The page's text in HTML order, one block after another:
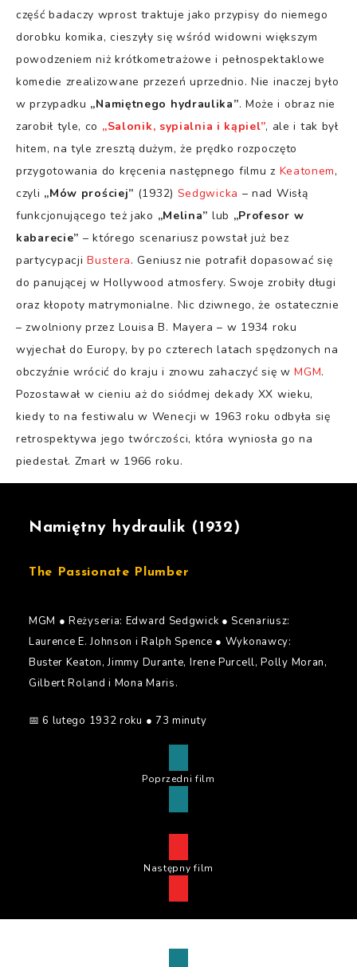
część badaczy wprost traktuje jako przypisy do niemego
dorobku komika, cieszyły się wśród widowni większym
powodzeniem niż krótkometrażowe i pełnospektaklowe
komedie zrealizowane przezeń uprzednio. Nie inaczej było
w przypadku „Namiętnego hydraulika”. Może i obraz nie
zarobił tyle, co „Salonik, sypialnia i kąpiel”, ale i tak był
hitem, na tyle zresztą dużym, że prędko rozpoczęto
przygotowania do kręcenia następnego filmu z Keatonem,
czyli „Mów prościej” (1932) Sedgwicka – nad Wisłą
funkcjonującego też jako „Melina” lub „Profesor w
kabarecie” – którego scenariusz powstał już bez
partycypacjiBustera. Geniusz nie potrafił dopasować się
do panującej w Hollywood atmosfery. Swoje zrobiły długi
oraz kłopoty matrymonialne. Nic dziwnego, że ostatecznie
– zwolniony przez Louisa B. Mayera – w 1934 roku
wyjechał do Europy, by po czterech latach spędzonych na
obczyźnie wrócić do kraju i znowu zahaczyć się wMGM.
Pozostawał w cieniu aż do siódmej dekady XX wieku,
kiedy to na festiwalu w Wenecji w 1963 roku odbyła się
retrospektywa jego twórczości, która wyniosła go na
piedestał. Zmarł w 1966 roku.
Namiętny hydraulik (1932)
The Passionate Plumber
MGM ● Reżyseria: Edward Sedgwick ● Scenariusz:
Laurence E. Johnson i Ralph Spence ● Wykonawcy:
Buster Keaton, Jimmy Durante, Irene Purcell, Polly Moran,
Gilbert Roland i Mona Maris.
📅 6 lutego 1932 roku ● 73 minuty
Poprzedni film
Następny film